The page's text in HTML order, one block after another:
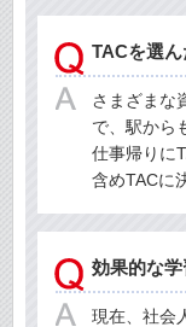
TACを選
さまざまな
で、駅から
仕事帰りに
含めTACに
効果的な
現在、社会